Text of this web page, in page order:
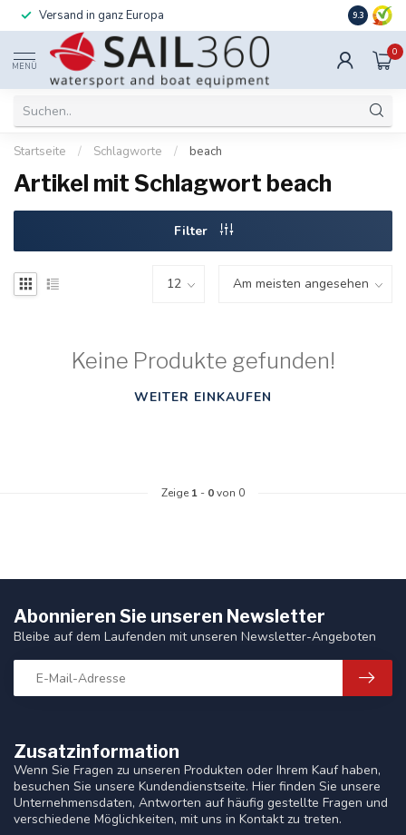
Versand in ganz Europa 9.3
MENÜ
0
Startseite / Schlagworte / beach
Artikel mit Schlagwort beach
Filter
Keine Produkte gefunden!
WEITER EINKAUFEN
Zeige 1 - 0von 0
Zusatzinformation
Wenn Sie Fragen zu unseren Produkten oder Ihrem Kauf haben,
besuchen Sie unsere Kundendienstseite. Hier finden Sie unsere
Unternehmensdaten, Antworten auf häufig gestellte Fragen und
verschiedene Möglichkeiten, mit uns in Kontakt zu treten.
Abonnieren Sie unseren Newsletter
Bleibe auf dem Laufenden mit unseren Newsletter-Angeboten